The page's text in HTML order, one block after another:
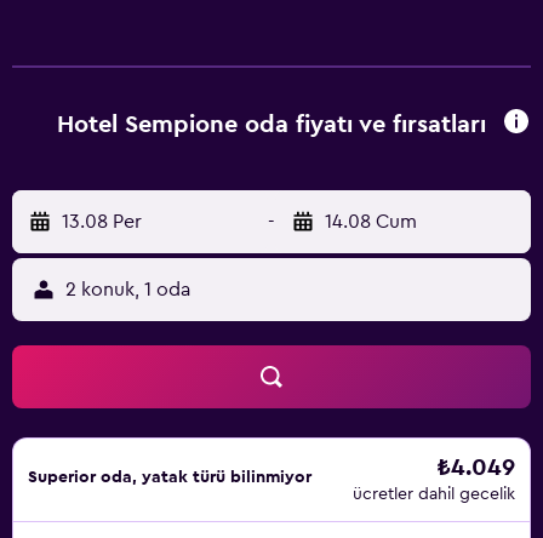
Tren İstasyonu'na 250 metre uzaklıktadır.
Hotel Sempione oda fiyatı ve fırsatları
13.08 Per - 14.08 Cum
2 konuk, 1 oda
Superior oda, yatak türü bilinmiyor ₺4.049
ücretler dahil gecelik